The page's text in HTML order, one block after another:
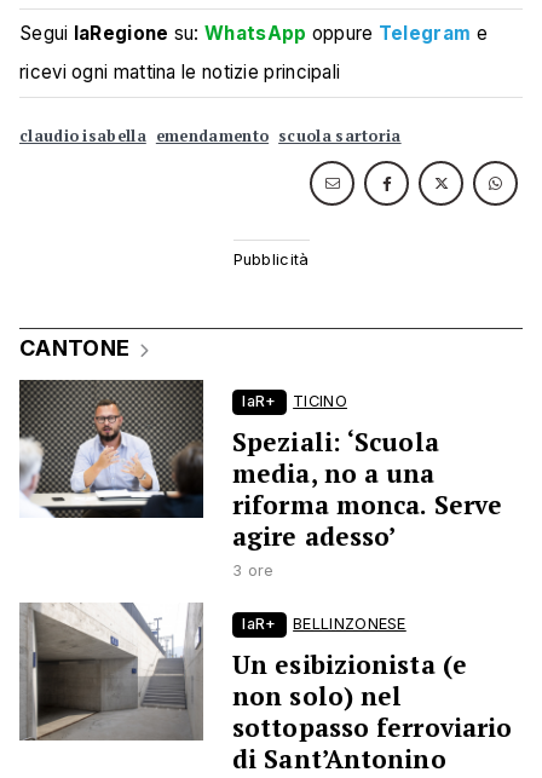
Segui laRegione su:WhatsApp oppure Telegram e
ricevi ogni mattina le notizie principali
claudio isabella emendamento scuola sartoria
CANTONE
laR+ TICINO
Speziali: ‘Scuola
media, no a una
riforma monca. Serve
agire adesso’
3 ore
laR+ BELLINZONESE
Un esibizionista (e
non solo) nel
sottopasso ferroviario
di Sant’Antonino